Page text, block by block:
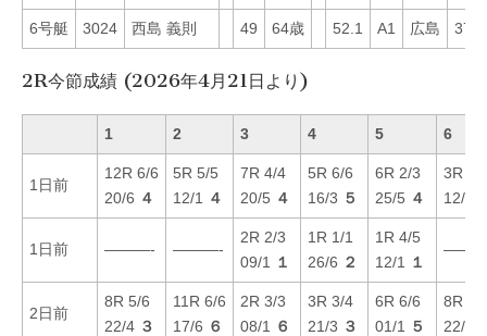
6号艇 3024 西島 義則 49 64歳 52.1 A1 広島 37
2R今節成績 (2026年4月21日より)
1 2 3 4 5 6
1日前
12R 6/6
20/6 ４
5R 5/5
12/1
４
7R 4/4
20/5 ４
5R 6/6
16/3 ５
6R 2/3
25/5 ４
3R 6/
12/5
1日前 ———- ———-
2R 2/3
09/1
１
1R 1/1
26/6 ２
1R 4/5
12/1
１
2日前
8R 5/6
22/4 ３
11R 6/6
17/6 ６
2R 3/3
08/1
６
3R 3/4
21/3 ３
6R 6/6
01/1
５
8R 6/
22/4